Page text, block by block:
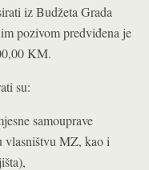
iz Budžeta Grada
pozivom predviđena je
KM.
su:
samouprave
vlasništvu MZ, kao i